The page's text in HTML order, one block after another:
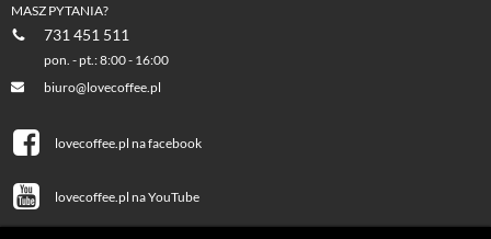
MASZ PYTANIA?
731 451 511
pon. - pt.: 8:00 - 16:00
biuro@lovecoffee.pl
lovecoffee.pl na facebook
lovecoffee.pl na YouTube